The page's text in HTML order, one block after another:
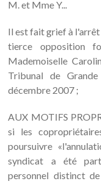
M. et Mme Y...
Il est fait grief à
tierce opposition
Mademoiselle
Tribunal de
décembre 2007 ;
AUX MOTIFS
si les
poursuivre
syndicat a été
personnel distinct